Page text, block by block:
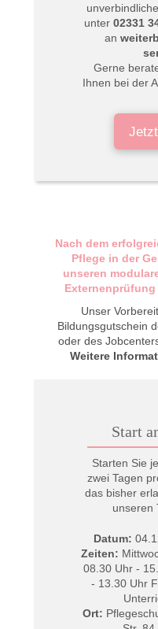
unter02331
an
Gerne
Ihnen bei der
Nach dem
Pflege in der
unseren
Unser
Bildungsgutschein
oder des
Weitere
Start
Starten Sie
zwei Tagen
das bisher
unseren
Datum: 04
Zeiten:
08.30 Uhr -
- 13.30 Uhr
Ort: